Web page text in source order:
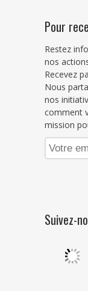
Pour
Restez
nos
Recevez
Nous
nos
comment
mission
Suivez-